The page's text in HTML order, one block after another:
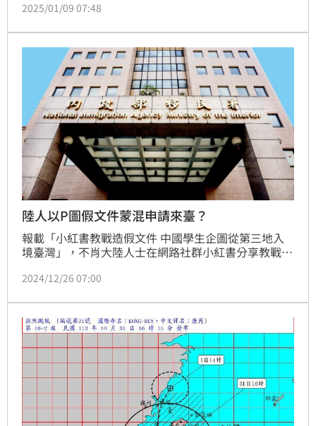
香港和北愛爾蘭方面有疑慮。
2025/01/09 07:48
陸人以P圖假文件蒙混申請來臺？
報載「小紅書教戰造假文件 中國學生企圖從第三地入
境臺灣」，不肖大陸人士在網路社群小紅書分享教戰守
證明，企圖從第三地向我駐外館處申請來臺觀光入境許
文件，並企圖以該偽（變）造證明文件申請來臺觀光，
移民署對此表示，自去年9月1日恢復旅居海外大陸地區
人士得申請來臺從事觀光活動後，移民署已全面啟動防
堵機制
2024/12/26 07:00